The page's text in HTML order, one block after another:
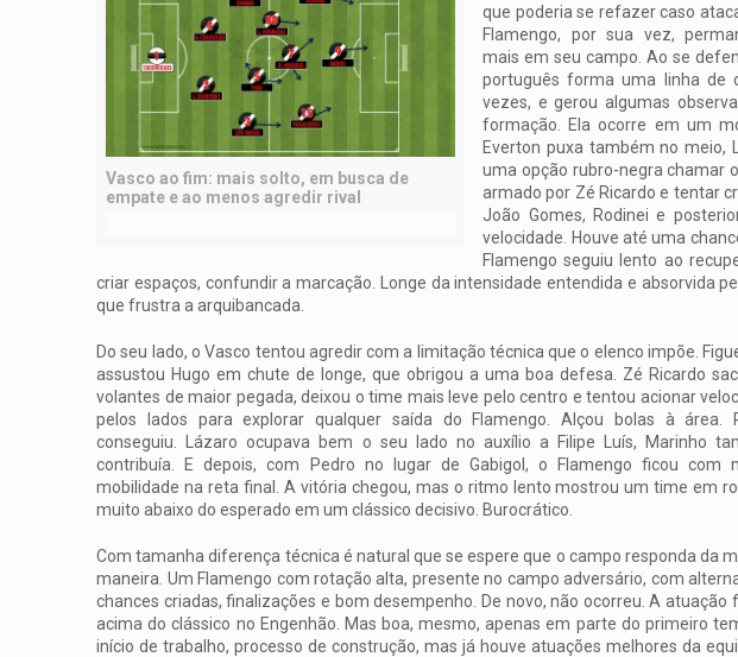
Vasco ao fim: mais solto, em busca de
empate e ao menos agredir rival
que poderia se refazer caso
Flamengo, por sua vez,
mais em seu campo. Ao se
português forma uma linha de
vezes, e gerou algumas
formação. Ela ocorre em um
Everton puxa também no meio,
uma opção rubro-negra chamar
armado por Zé Ricardo e tentar
João Gomes, Rodinei e
velocidade. Houve até uma
Flamengo seguiu lento ao
criar espaços, confundir a marcação. Longe da intensidade entendida e absorvida
que frustra a arquibancada.
Do seu lado, o Vasco tentou agredir com a limitação técnica que o elenco impõe.
assustou Hugo em chute de longe, que obrigou a uma boa defesa. Zé Ricardo
volantes de maior pegada, deixou o time mais leve pelo centro e tentou acionar
pelos lados para explorar qualquer saída do Flamengo. Alçou bolas à área.
conseguiu. Lázaro ocupava bem o seu lado no auxílio a Filipe Luís, Marinho
contribuía. E depois, com Pedro no lugar de Gabigol, o Flamengo ficou com
mobilidade na reta final. A vitória chegou, mas o ritmo lento mostrou um time em
muito abaixo do esperado em um clássico decisivo. Burocrático.
Com tamanha diferença técnica é natural que se espere que o campo responda da
maneira. Um Flamengo com rotação alta, presente no campo adversário, com
chances criadas, finalizações e bom desempenho. De novo, não ocorreu. A atuação
acima do clássico no Engenhão. Mas boa, mesmo, apenas em parte do primeiro
início de trabalho, processo de construção, mas já houve atuações melhores da